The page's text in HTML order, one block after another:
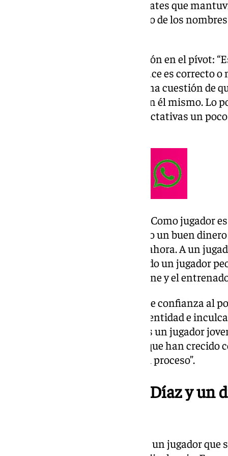
Emilio Guerrero. Uno de los debates que
no adaptación. El polaco fue uno de los
Empezço Rai, que ve precipitación en el pívot:
angustiado. No sabe si lo que hace es correcto
mundo subir. No creo que sea una cuestión de
baloncesto, si no de seguridad en él mismo. Lo
como él quiere. Tiene unas expectativas un
Bonilla incidía en su juventud: “Como jugador
Cuando se va de España dejando un buen
que son el doble de lo que tiene ahora. A un
que no juegue. Creo que ha venido un jugador
provoca que la gente se lo perdone y el
Anicet por su parte da un voto de confianza al
entrenador es encontrar una identidad e
jugadores que se va teniendo. Es un jugador
Hemos visto a otros jugadores que han crecido
Kalinoski… Todo en la vida es un proceso”.
El regreso de Alberto Díaz y
Anicet elogió a Killian Tillie: “Es un jugador que